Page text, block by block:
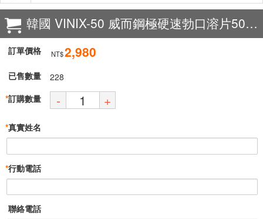
韓國 VINIX-50 威而鋼極硬速勃口溶片50mg
訂單價格 NT$2,980
已售數量
228
訂購數量
* - +
真實姓名
*
行動電話
*
聯絡電話